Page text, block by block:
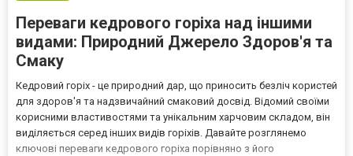
Переваги кедрового горіха над іншими
видами: Природний Джерело Здоров'я та
Смаку
Кедровий горіх - це природний дар, що приносить безліч користей
для здоров'я та надзвичайний смаковий досвід. Відомий своїми
корисними властивостями та унікальним харчовим складом, він
виділяється серед інших видів горіхів. Давайте розглянемо
ключові переваги кедрового горіха порівняно з його